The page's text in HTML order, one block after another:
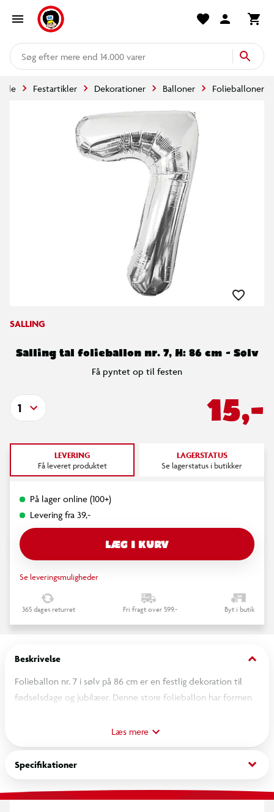
mere end 14.000 varer
Festartikler Dekorationer Balloner Folieballoner
SALLING
Salling tal folieballon nr. 7, H: 86 cm - Sølv
Få pyntet op til festen
15,-
1
LEVERING
Få leveret produktet
LAGERSTATUS
Se lagerstatus i butikker
På lager online (100+)
Levering fra 39,-
LÆG I KURV
Se leveringsmuligheder
365 dages returret Fri fragt over 599,- Byt i butik
Beskrivelse keyboard_arrow_down
Folieballon nr. 7 i sølv på 86 cm er en festlig dekoration til
fødselsdage og jubilæer. Denne store folieballon har formen
iøjnefaldende dekoration eller som en sjov fotorekvisit til
festlige lejligheder, som fødselsdage. Med folieballonen kan
du tilføje et festligt og mindeværdigt element til din fest.
Pustes op ved at indføre røret i folieballonens åbning, eller
tuden af heliumflasken. Pust derefter ballonen op. Pas på
Læs mere
Specifikationer keyboard_arrow_down